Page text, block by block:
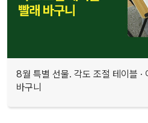
8월 특별 선물. 각도 조절 테이블 ·
바구니